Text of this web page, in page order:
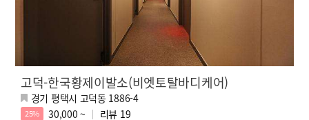
고덕-한국황제이발소(비엣토탈바디케어)
경기 평택시 고덕동 1886-4
25% 30,000 ~ 리뷰 19